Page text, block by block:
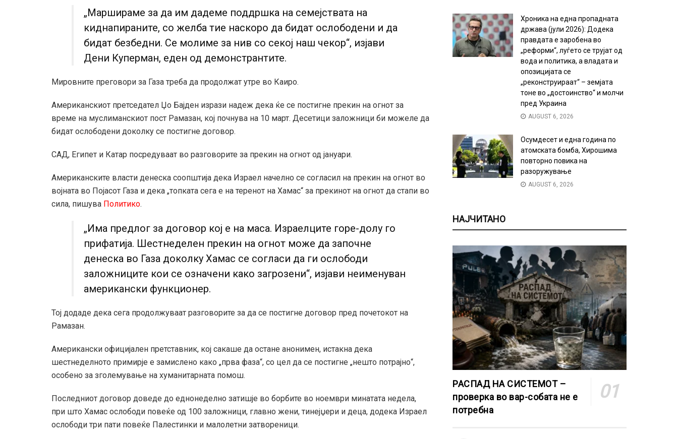
„Маршираме за да им дадеме поддршка на семејствата на
киднапираните, со желба тие наскоро да бидат ослободени и да
бидат безбедни. Се молиме за нив со секој наш чекор“, изјави
Дени Куперман, еден од демонстрантите.
Мировните преговори за Газа треба да продолжат утре во Каиро.
Американскиот претседател Џо Бајден изрази надеж дека ќе се постигне прекин на огнот за
време на муслиманскиот пост Рамазан, кој почнува на 10 март. Десетици заложници би можеле да
бидат ослободени доколку се постигне договор.
САД, Египет и Катар посредуваат во разговорите за прекин на огнот од јануари.
Американските власти денеска соопштија дека Израел начелно се согласил на прекин на огнот во
војната во Појасот Газа и дека „топката сега е на теренот на Хамас“ за прекинот на огнот да стапи во
сила, пишува Политико.
„Има предлог за договор кој е на маса. Израелците горе-долу го
прифатија. Шестнеделен прекин на огнот може да започне
денеска во Газа доколку Хамас се согласи да ги ослободи
заложниците кои се означени како загрозени“, изјави неименуван
американски функционер.
Тој додаде дека сега продолжуваат разговорите за да се постигне договор пред почетокот на
Рамазан.
Американски официјален претставник, кој сакаше да остане анонимен, истакна дека
шестнеделното примирје е замислено како „прва фаза“, со цел да се постигне „нешто потрајно“,
особено за зголемување на хуманитарната помош.
Последниот договор доведе до еднонеделно затишје во борбите во ноември минатата недела,
при што Хамас ослободи повеќе од 100 заложници, главно жени, тинејџери и деца, додека Израел
ослободи три пати повеќе Палестинки и малолетни затвореници.
Хроника на една пропадната
држава (јули 2026): Додека
правдата е заробена во
„реформи“, луѓето се трујат од
вода и политика, а владата и
опозицијата се
„реконструираат“ – земјата
тоне во „достоинство“ и молчи
пред Украина
AUGUST 6, 2026
Осумдесет и една година по
атомската бомба, Хирошима
повторно повика на
разоружување
AUGUST 6, 2026
НАЈЧИТАНО
РАСПАД НА СИСТЕМОТ –
проверка во вар-собата не е
потребна